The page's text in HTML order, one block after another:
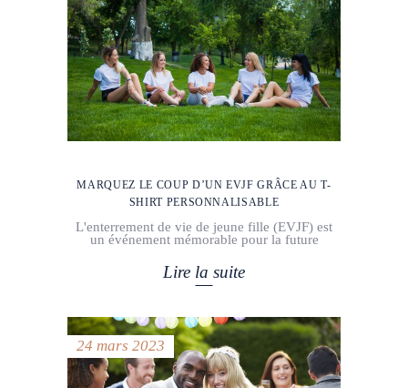
MARQUEZ LE COUP D’UN EVJF GRÂCE AU T-
SHIRT PERSONNALISABLE
L'enterrement de vie de jeune fille (EVJF) est
un événement mémorable pour la future
Lire la suite
24 mars 2023